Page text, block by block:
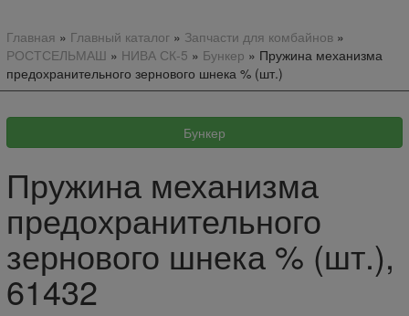
Главная » Главный каталог» Запчасти для комбайнов»
РОСТСЕЛЬМАШ » НИВА СК-5 » Бункер » Пружина механизма
предохранительного зернового шнека % (шт.)
Пружина механизма
предохранительного
зернового шнека % (шт.),
61432